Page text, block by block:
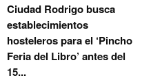
Ciudad Rodrigo busca
establecimientos
hosteleros para el ‘Pincho
Feria del Libro’ antes del
15...